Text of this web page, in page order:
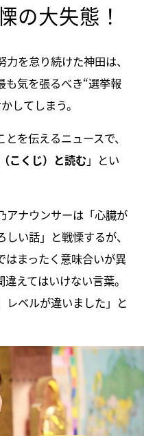
の大失態！
を怠り続けた神田は、
も気を張るべき“選挙報
してしまう。
を伝えるニュースで、
こくじ）と読む」とい
アナウンサーは「心臓が
い話」と戦慄するが、
はまったく意味合いが異
えてはいけない言葉。
レベルが違いました」と